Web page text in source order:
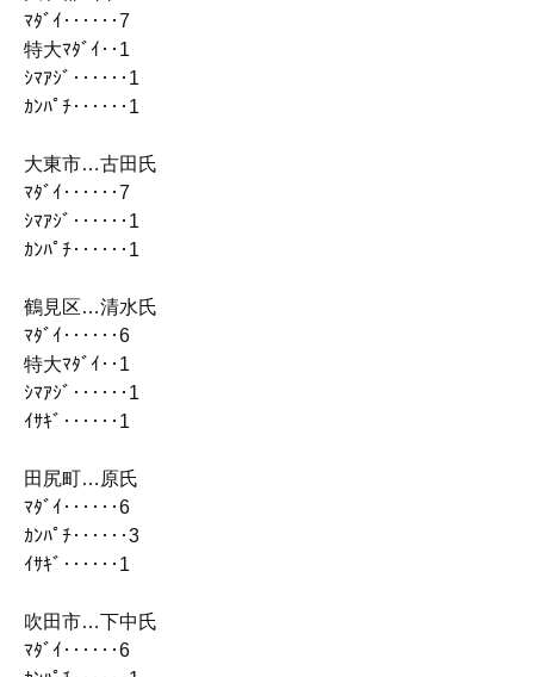
ﾏﾀﾞｲ‥‥‥7
特大ﾏﾀﾞｲ‥1
ｼﾏｱｼﾞ‥‥‥1
ｶﾝﾊﾟﾁ‥‥‥1
大東市…古田氏
ﾏﾀﾞｲ‥‥‥7
ｼﾏｱｼﾞ‥‥‥1
ｶﾝﾊﾟﾁ‥‥‥1
鶴見区…清水氏
ﾏﾀﾞｲ‥‥‥6
特大ﾏﾀﾞｲ‥1
ｼﾏｱｼﾞ‥‥‥1
ｲｻｷﾞ‥‥‥1
田尻町…原氏
ﾏﾀﾞｲ‥‥‥6
ｶﾝﾊﾟﾁ‥‥‥3
ｲｻｷﾞ‥‥‥1
吹田市…下中氏
ﾏﾀﾞｲ‥‥‥6